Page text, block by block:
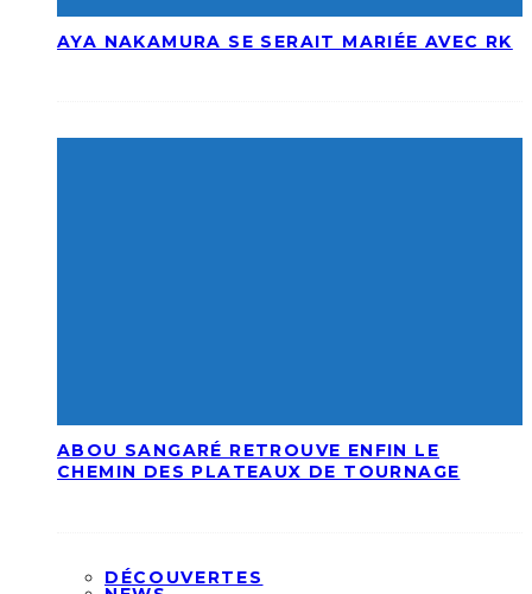
AYA NAKAMURA SE SERAIT MARIÉE AVEC RK
ABOU SANGARÉ RETROUVE ENFIN LE
CHEMIN DES PLATEAUX DE TOURNAGE
DÉCOUVERTES